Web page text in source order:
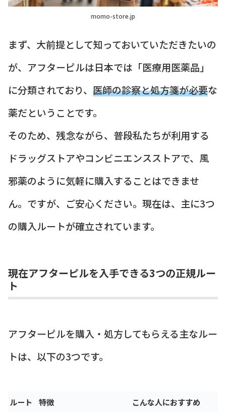
momo-store.jp
まず、大前提として知っておいていただきたいの
が、アフターピルは日本では「医療用医薬品」
に分類されており、 医師の診察と処方箋が必要な
薬だということです。
そのため、残念ながら、普段私たちが利用する
ドラッグストアやコンビニエンスストアで、風
邪薬のように気軽に購入することはできませ
ん。ですが、ご安心ください。現在は、主に3つ
の購入ルートが確立されています。
現在アフターピルを入手できる3つの正規ルー
ト
アフターピルを購入・処方してもらえる主なルー
トは、以下の3つです。
ルート 特徴 こんな人におすすめ